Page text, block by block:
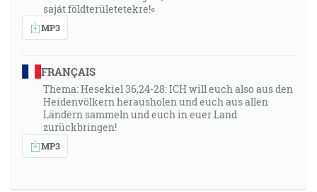
saját földterületetekre!«
MP3
FRANÇAIS
Thema: Hesekiel 36,24-28: ICH will euch also aus den
Heidenvölkern herausholen und euch aus allen
Ländern sammeln und euch in euer Land
zurückbringen!
MP3